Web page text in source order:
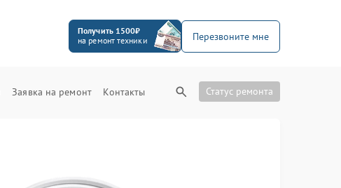
Получить 1500₽
на ремонт техники
Перезвоните мне
Заявка на ремонт Контакты Статус ремонта